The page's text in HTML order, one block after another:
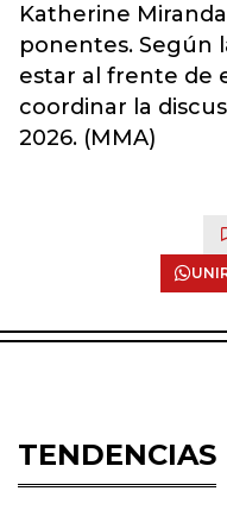
Katherine
ponentes. Según
estar al frente de
coordinar la
2026. (MMA)
TENDENCIAS